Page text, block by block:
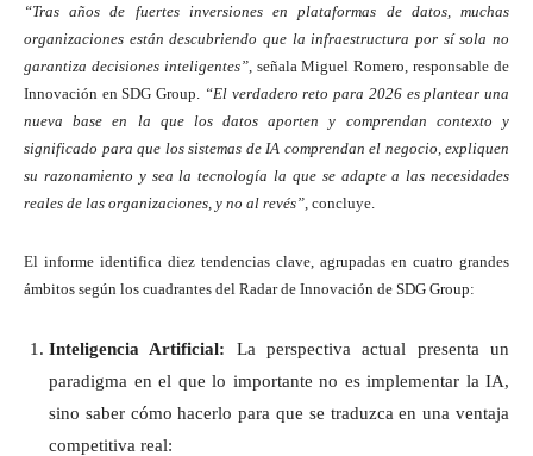
“Tras años de fuertes inversiones en plataformas de datos, muchas
organizaciones están descubriendo que la infraestructura por sí sola no
garantiza decisiones inteligentes”, señala Miguel Romero, responsable de
Innovación en SDG Group.
“El verdadero reto para 2026 es plantear una
nueva base en la que los datos aporten y comprendan contexto y
significado para que los sistemas de IA comprendan el negocio, expliquen
su razonamiento y sea la tecnología la que se adapte a las necesidades
reales de las organizaciones, y no al revés” , concluye.
El informe identifica diez tendencias clave, agrupadas en cuatro grandes
ámbitos según los cuadrantes del Radar de Innovación de SDG Group:
Inteligencia Artificial: La perspectiva actual presenta un
paradigma en el que lo importante no es implementar la IA,
sino saber cómo hacerlo para que se traduzca en una ventaja
competitiva real: